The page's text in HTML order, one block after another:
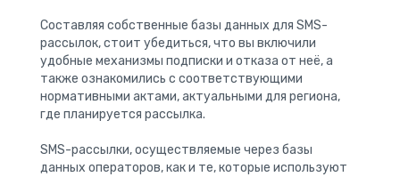
Составляя собственные базы данных для SMS-
рассылок, стоит убедиться, что вы включили
удобные механизмы подписки и отказа от неё, а
также ознакомились с соответствующими
нормативными актами, актуальными для региона,
где планируется рассылка.
SMS-рассылки, осуществляемые через базы
данных операторов, как и те, которые используют